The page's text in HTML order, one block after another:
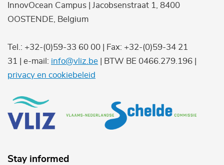
InnovOcean Campus | Jacobsenstraat 1, 8400
OOSTENDE, Belgium
Tel.: +32-(0)59-33 60 00 | Fax: +32-(0)59-34 21
31 | e-mail: info@vliz.be | BTW BE 0466.279.196 |
privacy en cookiebeleid
Stay informed